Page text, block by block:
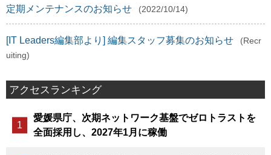
定期メンテナンスのお知らせ (2022/10/14)
[IT Leaders編集部より] 編集スタッフ募集のお知らせ
(Recr
uiting)
アクセスランキング
愛媛県庁、次期ネットワーク基盤でゼロトラストを
全面採用し、2027年1月に稼働